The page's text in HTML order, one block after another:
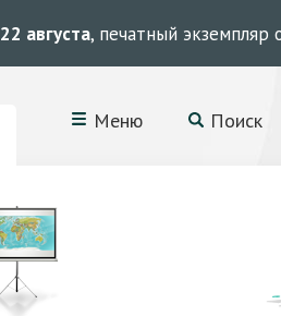
22 августа, печатный экземпляр
Меню Поиск